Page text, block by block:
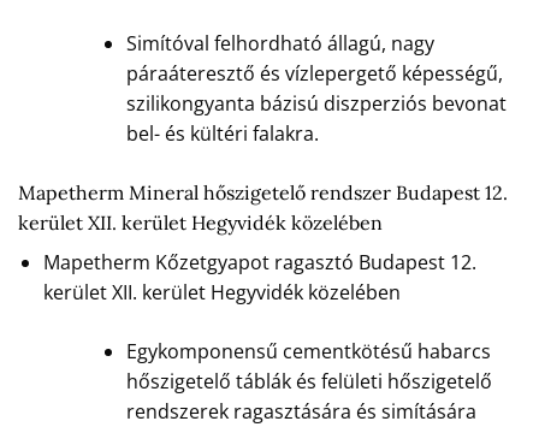
Simítóval felhordható állagú, nagy
páraáteresztő és vízlepergető képességű,
szilikongyanta bázisú diszperziós bevonat
bel- és kültéri falakra.
Mapetherm Mineral hőszigetelő rendszer Budapest 12.
kerület XII. kerület Hegyvidék közelében
Mapetherm Kőzetgyapot ragasztó Budapest 12.
kerület XII. kerület Hegyvidék közelében
Egykomponensű cementkötésű habarcs
hőszigetelő táblák és felületi hőszigetelő
rendszerek ragasztására és simítására